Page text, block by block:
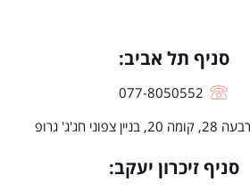
סניף תל אביב:
077-8050552
צפוני חג'ג' גרופ
סניף זיכרון יעקב: